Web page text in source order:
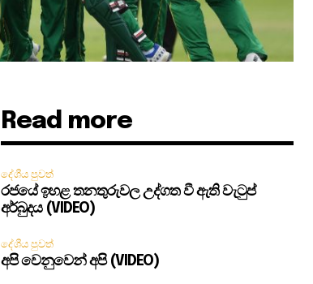
Read more
දේශීය පුවත්
රජයේ ඉහළ තනතුරුවල උද්ගත වී ඇති වැටුප්
අර්බුදය (VIDEO)
දේශීය පුවත්
අපි වෙනුවෙන් අපි (VIDEO)